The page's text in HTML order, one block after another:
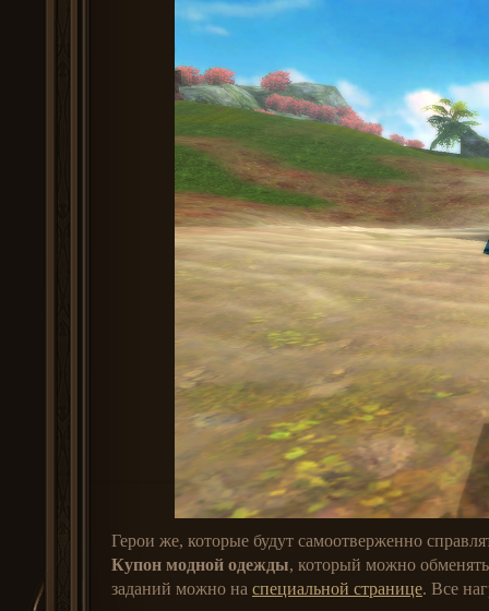
Герои же, которые будут самоотверженно
Купон модной одежды, который можно
заданий можно на специальной странице. Все